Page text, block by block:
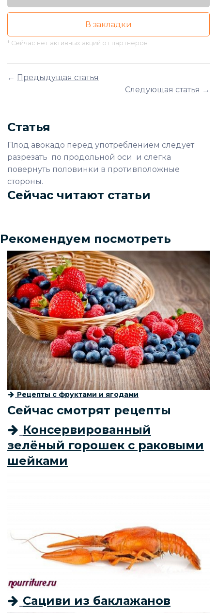
В закладки
* Сейчас нет активных акций от партнёров
← Предыдущая статья
Следующая статья →
Статья
Плод авокадо перед употреблением следует
разрезать по продольной оси и слегка
повернуть половинки в противположные
стороны.
Сейчас читают статьи
Рекомендуем посмотреть
Рецепты с фруктами и ягодами
Сейчас смотрят рецепты
Консервированный
зелёный горошек с раковыми
шейками
Сациви из баклажанов